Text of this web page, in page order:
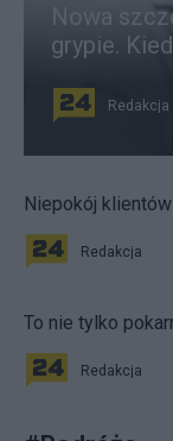
Nowa
grypie.
Redakcja
Niepokój
Redakcja
To nie tylko
Redakcja